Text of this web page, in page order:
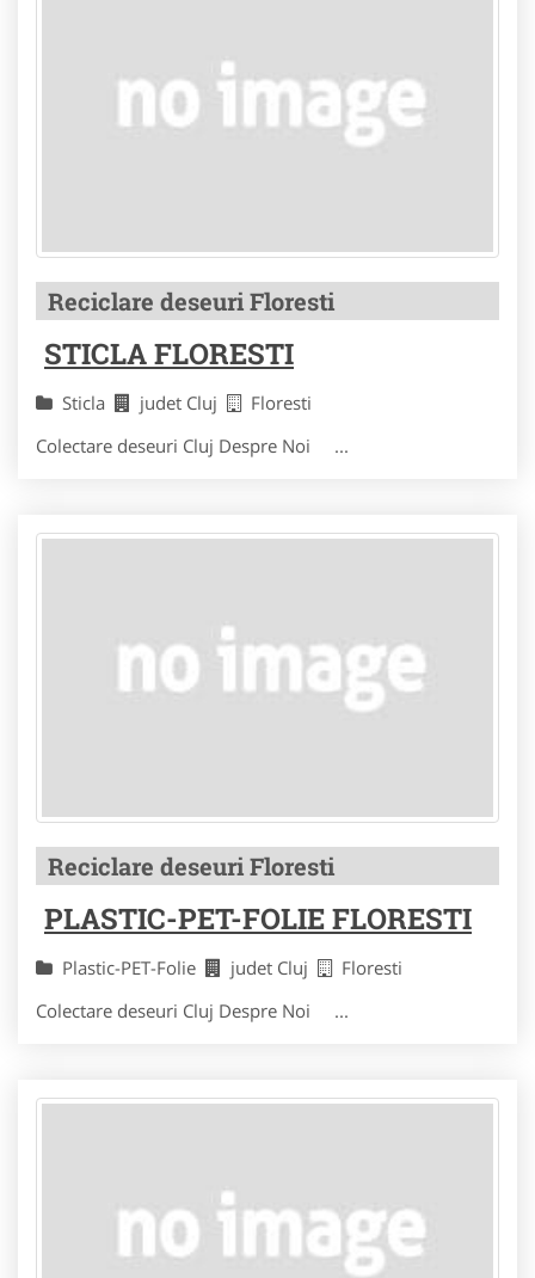
Reciclare deseuri Floresti
STICLA FLORESTI
Sticla judet Cluj
Floresti
Colectare deseuri Cluj Despre Noi ...
Reciclare deseuri Floresti
PLASTIC-PET-FOLIE FLORESTI
Plastic-PET-Folie judet Cluj
Floresti
Colectare deseuri Cluj Despre Noi ...